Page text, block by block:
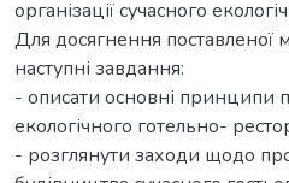
організації сучасного
Для досягнення поставленої
наступні завдання:
- описати основні принципи
екологічного готельно-
- розглянути заходи щодо